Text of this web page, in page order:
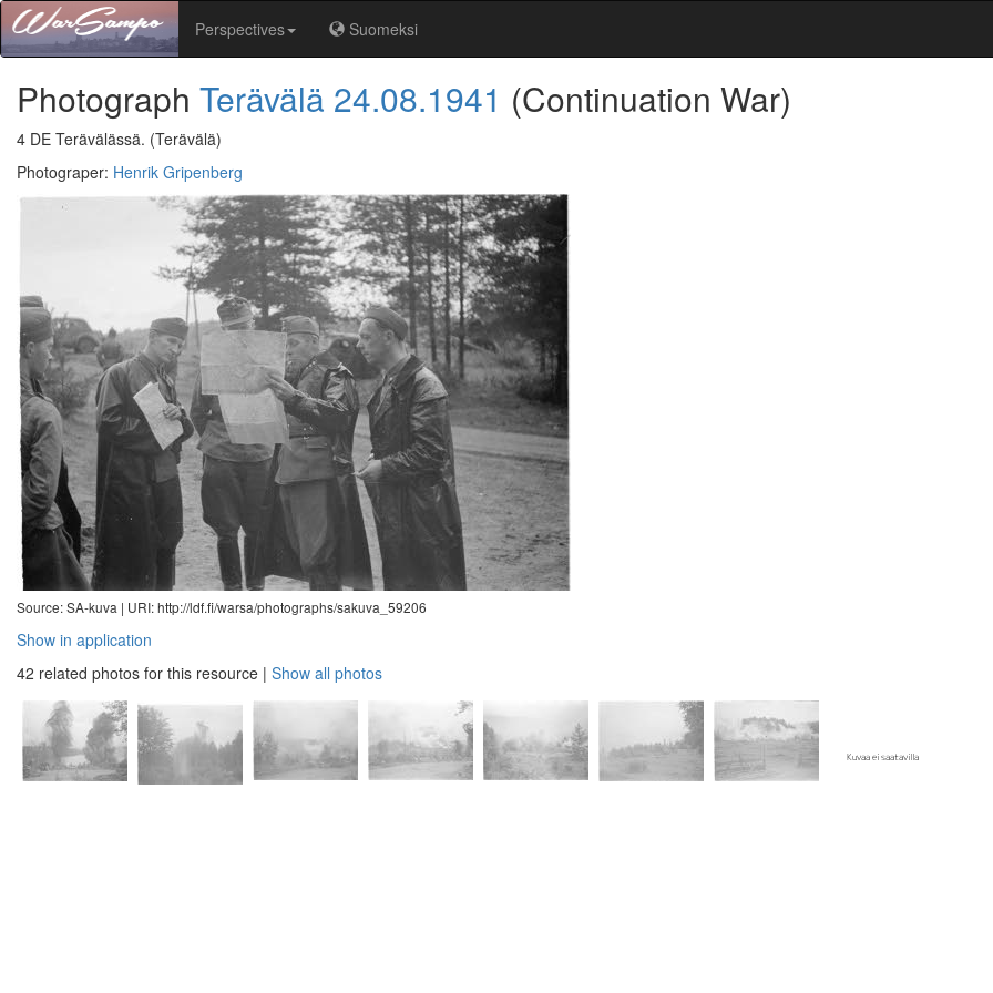
Perspectives Suomeksi
Photograph Terävälä 24.08.1941 (Continuation War)
4 DE Terävälässä. (Terävälä)
Photograper: Henrik Gripenberg
Source: SA-kuva | URI: http://ldf.fi/warsa/photographs/sakuva_59206
Show in application
42 related photos for this resource | Show all photos